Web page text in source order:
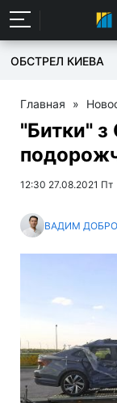
ОБСТРЕЛ КИЕВА
Главная »
"Битки"
12:30 27.08.2021 Пт
ВАДИМ